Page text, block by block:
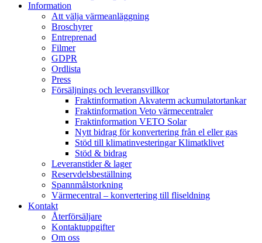
Information
Att välja värmeanläggning
Broschyrer
Entreprenad
Filmer
GDPR
Ordlista
Press
Försäljnings och leveransvillkor
Fraktinformation Akvaterm ackumulatortankar
Fraktinformation Veto värmecentraler
Fraktinformation VETO Solar
Nytt bidrag för konvertering från el eller gas
Stöd till klimatinvesteringar Klimatklivet
Stöd & bidrag
Leveranstider & lager
Reservdelsbeställning
Spannmålstorkning
Värmecentral – konvertering till fliseldning
Kontakt
Återförsäljare
Kontaktuppgifter
Om oss